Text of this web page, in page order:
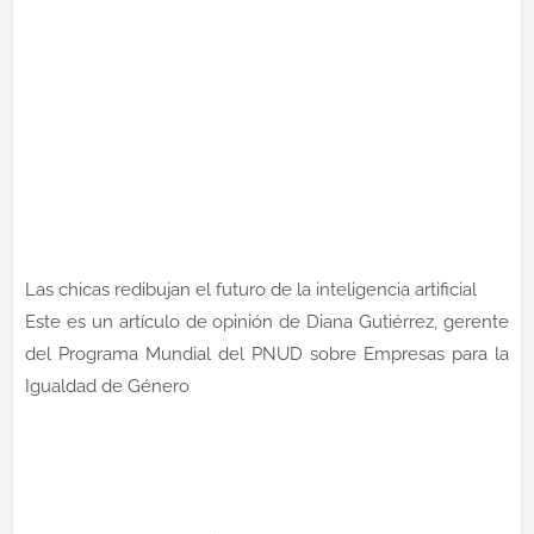
Las chicas redibujan el futuro de la inteligencia artificial
Este es un artículo de opinión de Diana Gutiérrez, gerente
del Programa Mundial del PNUD sobre Empresas para la
Igualdad de Género